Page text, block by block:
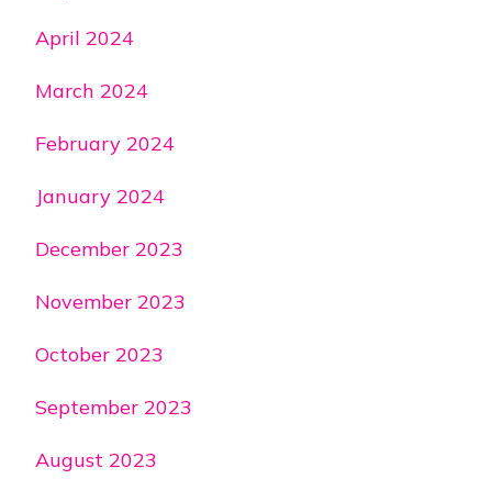
April 2024
March 2024
February 2024
January 2024
December 2023
November 2023
October 2023
September 2023
August 2023